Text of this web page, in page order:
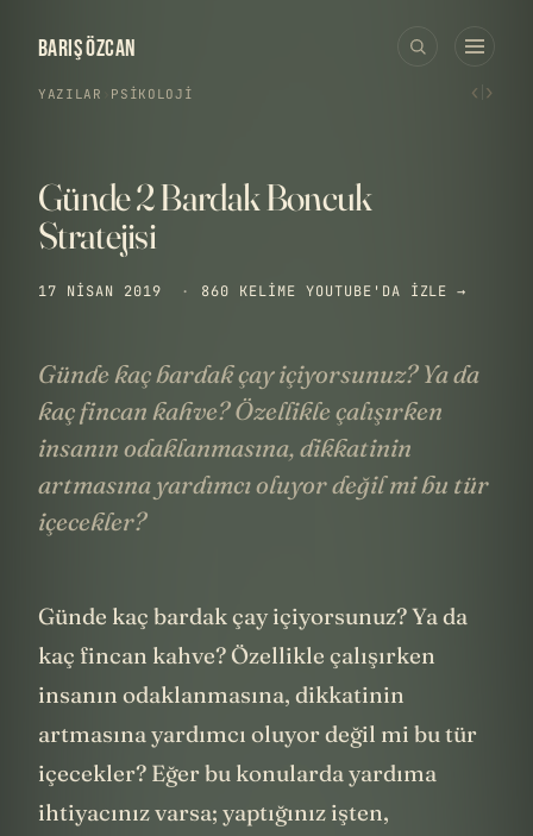
BARIŞ ÖZCAN
YAZILAR PSIKOLOJI ‹ ›
Günde 2 Bardak Boncuk
Stratejisi
17 NISAN 2019 · 860 KELIME YOUTUBE'DA IZLE →
Günde kaç bardak çay içiyorsunuz? Ya da
kaç fincan kahve? Özellikle çalışırken
insanın odaklanmasına, dikkatinin
artmasına yardımcı oluyor değil mi bu tür
içecekler?
Günde kaç bardak çay içiyorsunuz? Ya da
kaç fincan kahve? Özellikle çalışırken
insanın odaklanmasına, dikkatinin
artmasına yardımcı oluyor değil mi bu tür
içecekler? Eğer bu konularda yardıma
ihtiyacınız varsa; yaptığınız işten,